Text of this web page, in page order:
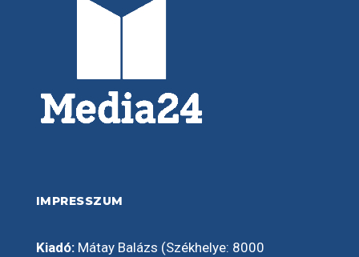
IMPRESSZUM
Kiadó:Mátay Balázs (Székhelye: 8000